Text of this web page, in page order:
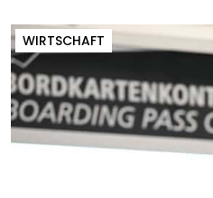
WIRTSCHAFT